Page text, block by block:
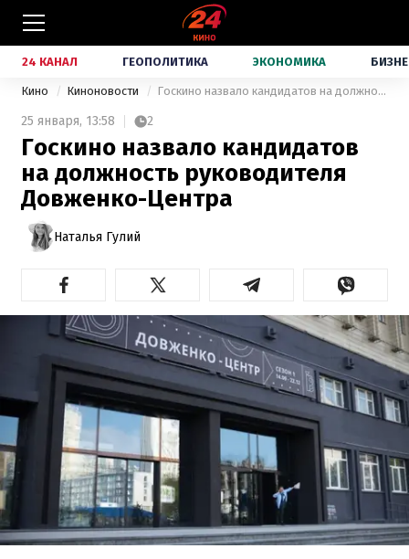
24 КАНАЛ ГЕОПОЛИТИКА ЭКОНОМИКА
Кино Киноновости Госкино назвало кандидатов на должность руководителя Довженко-Центра
25 января, 13:58 2
Госкино назвало кандидатов
на должность руководителя
Довженко-Центра
Наталья Гулий